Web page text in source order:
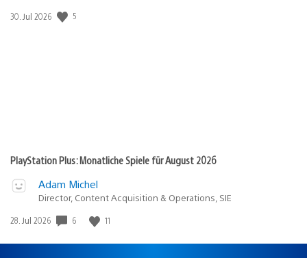
Veröffentlichungsdatum:
30. Jul 2026 5
PlayStation Plus: Monatliche Spiele für August 2026
Adam Michel
Director, Content Acquisition & Operations, SIE
Veröffentlichungsdatum:
28. Jul 2026 6 11